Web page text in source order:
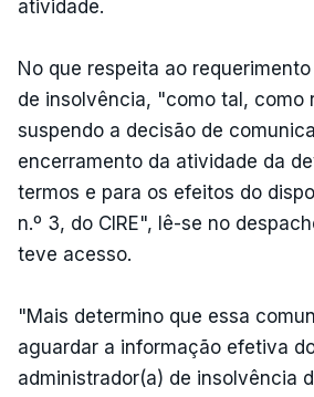
atividade.
No que respeita ao
de insolvência, "como tal, como
suspendo a decisão de
encerramento da atividade da
termos e para os efeitos do
n.º 3, do CIRE", lê-se no
teve acesso.
"Mais determino que essa
aguardar a informação efetiva
administrador(a) de insolvência